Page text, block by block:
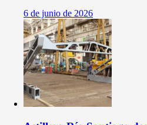
6 de junio de 2026